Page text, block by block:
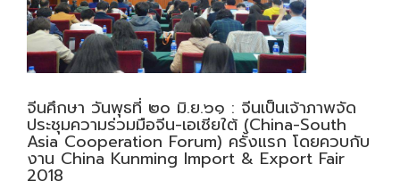
จีนศึกษา วันพุธที่ ๒๐ มิ.ย.๖๑ : จีนเป็นเจ้าภาพจัด
ประชุมความร่วมมือจีน-เอเชียใต้ (China-South
Asia Cooperation Forum) ครั้งแรก โดยควบกับ
งาน China Kunming Import & Export Fair
2018